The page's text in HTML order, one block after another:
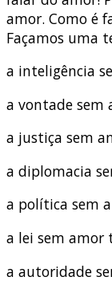
amor. Como é
Façamos uma
a inteligência
a vontade sem
a justiça sem
a diplomacia
a política sem
a lei sem amor
a autoridade